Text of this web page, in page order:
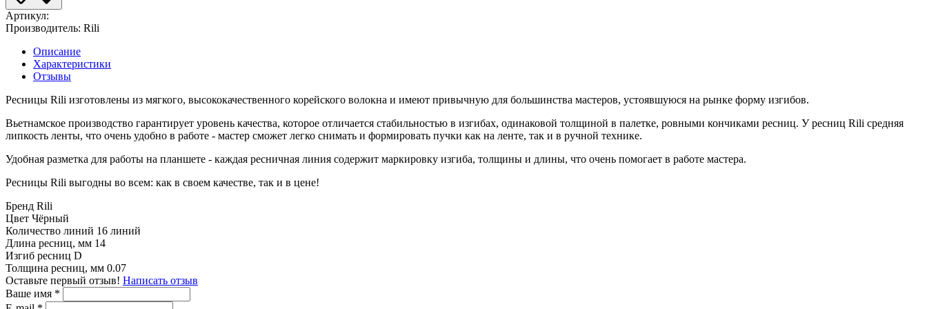
Артикул:
Производитель: Rili
Описание
Характеристики
Отзывы
Ресницы Rili изготовлены из мягкого, высококачественного корейского волокна и имеют привычную для большинства мастеров, устоявшуюся на рынке форму изгибов.
Вьетнамское производство гарантирует уровень качества, которое отличается стабильностью в изгибах, одинаковой толщиной в палетке, ровными кончиками ресниц. У ресниц Rili средняя
липкость ленты, что очень удобно в работе - мастер сможет легко снимать и формировать пучки как на ленте, так и в ручной технике.
Удобная разметка для работы на планшете - каждая ресничная линия содержит маркировку изгиба, толщины и длины, что очень помогает в работе мастера.
Ресницы Rili выгодны во всем: как в своем качестве, так и в цене!
Бренд Rili
Цвет Чёрный
Количество линий 16 линий
Длина ресниц, мм 14
Изгиб ресниц D
Толщина ресниц, мм 0.07
Оставьте первый отзыв! Написать отзыв
Ваше имя *